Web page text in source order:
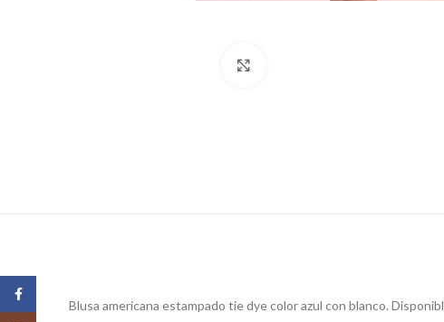
Blusa americana estampado tie dye color azul con blanco.